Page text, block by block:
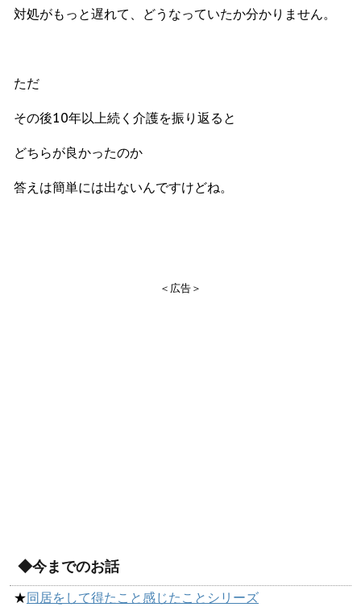
対処がもっと遅れて、どうなっていたか分かりません。
ただ
その後10年以上続く介護を振り返ると
どちらが良かったのか
答えは簡単には出ないんですけどね。
＜広告＞
◆今までのお話
★同居をして得たこと感じたことシリーズ